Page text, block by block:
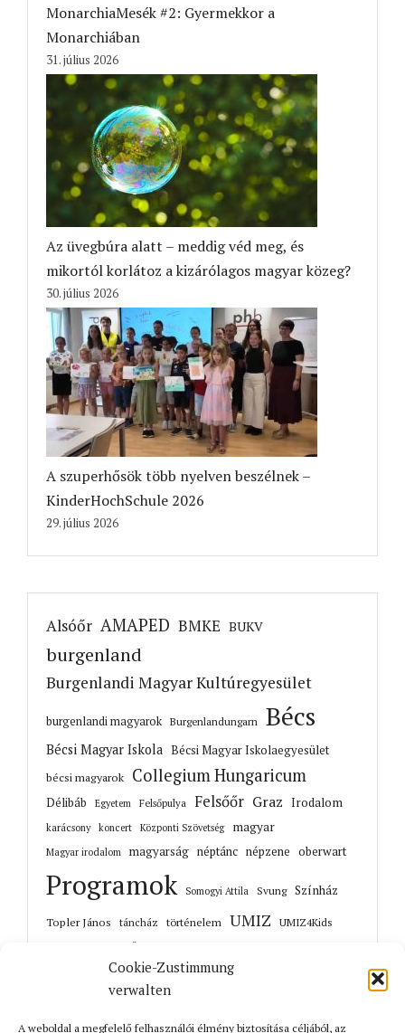
Cookie-Zustimmung
verwalten
A weboldal a megfelelő felhasználói élmény biztosítása céljából, az
MonarchiaMesék #2: Gyermekkor a
Monarchiában
31. július 2026
Az üvegbúra alatt – meddig véd meg, és
mikortól korlátoz a kizárólagos magyar közeg?
30. július 2026
A szuperhősök több nyelven beszélnek –
KinderHochSchule 2026
29. július 2026
Alsóőr AMAPED BMKE BUKV
burgenland
Burgenlandi Magyar Kultúregyesület
burgenlandi magyarok Burgenlandungarn Bécs
Bécsi Magyar Iskola Bécsi Magyar Iskolaegyesület
bécsi magyarok Collegium Hungaricum
Délibáb Egyetem Felsőpulya Felsőőr Graz Irodalom
karácsony koncert Központi Szövetség magyar
Magyar irodalom magyarság néptánc népzene oberwart
Programok Somogyi Attila Svung Színház
Topler János táncház történelem UMIZ
UMIZ4Kids
Őrisziget